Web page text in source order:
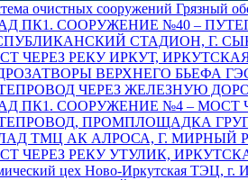
очистных сооружений Грязный
ПК1. СООРУЖЕНИЕ №40 –
СТАДИОН, Г.
ЧЕРЕЗ РЕКУ ИРКУТ,
ВЕРХНЕГО БЬЕФА
ЧЕРЕЗ ЖЕЛЕЗНУЮ
ПК1. СООРУЖЕНИЕ №4 – МОСТ
ПРОМПЛОЩАДКА
ТМЦ АК АЛРОСА, Г. МИРНЫЙ
ЧЕРЕЗ РЕКУ УТУЛИК,
цех Ново-Иркутская ТЭЦ, г.